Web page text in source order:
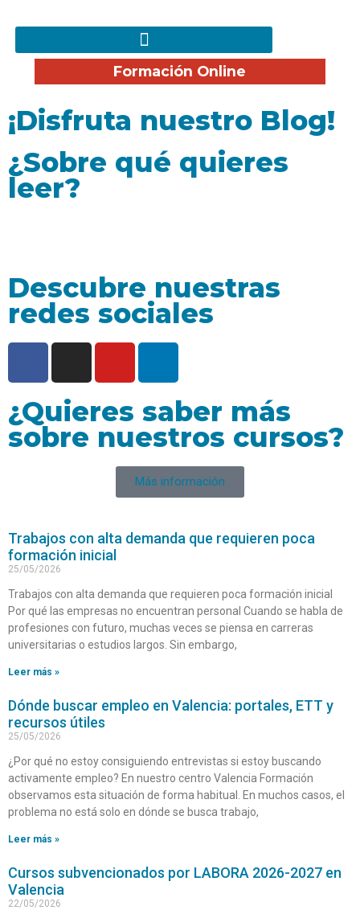
Formación Online
¡Disfruta nuestro Blog!
¿Sobre qué quieres
leer?
Descubre nuestras
redes sociales
¿Quieres saber más
sobre nuestros cursos?
Más información
Trabajos con alta demanda que requieren poca
formación inicial
25/05/2026
Trabajos con alta demanda que requieren poca formación inicial
Por qué las empresas no encuentran personal Cuando se habla de
profesiones con futuro, muchas veces se piensa en carreras
universitarias o estudios largos. Sin embargo,
Leer más »
Dónde buscar empleo en Valencia: portales, ETT y
recursos útiles
25/05/2026
¿Por qué no estoy consiguiendo entrevistas si estoy buscando
activamente empleo? En nuestro centro Valencia Formación
observamos esta situación de forma habitual. En muchos casos, el
problema no está solo en dónde se busca trabajo,
Leer más »
Cursos subvencionados por LABORA 2026-2027 en
Valencia
22/05/2026